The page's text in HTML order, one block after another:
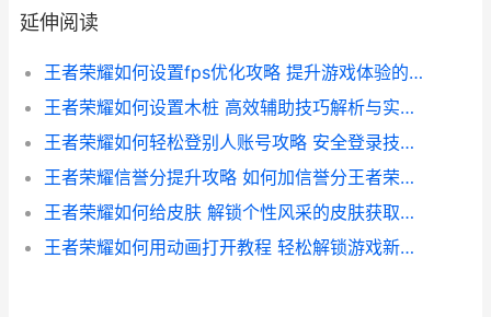
延伸阅读
王者荣耀如何设置fps优化攻略 提升游戏体验的必备技巧
王者荣耀如何设置木桩 高效辅助技巧解析与实战应用指南
王者荣耀如何轻松登别人账号攻略 安全登录技巧大揭秘
王者荣耀信誉分提升攻略 如何加信誉分王者荣耀 告别低分困扰
王者荣耀如何给皮肤 解锁个性风采的皮肤获取攻略大全
王者荣耀如何用动画打开教程 轻松解锁游戏新玩法